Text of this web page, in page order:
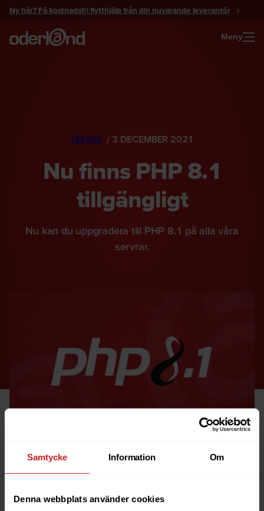
Samtycke Information Om
Denna webbplats använder cookies
Gå
innehåll
Ny här? Få kostnadsfri flytthjälp från din nuvarande leverantör
Meny
TEKNIK 3 DECEMBER 2021
Nu finns PHP 8.1
tillgängligt
Nu kan du uppgradera till PHP 8.1 på alla våra
servrar.
medmånga nya funktioner för dig som PHP-utvecklare.